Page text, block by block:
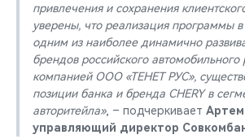
привлечения и сохранения
уверены, что реализация программы в
одним из наиболее динамично
брендов российского автомобильного
компанией ООО «ТЕНЕТ РУС»,
позиции банка и бренда CHERY в
авторитейла», – подчеркивает
управляющий директор